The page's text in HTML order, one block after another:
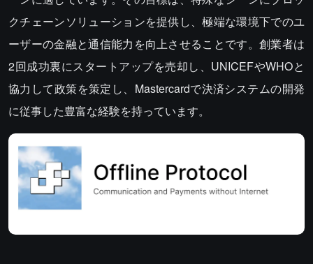
クチェーンソリューションを提供し、極端な環境下でのユ
ーザーの金融と通信能力を向上させることです。創業者は
2回成功裏にスタートアップを売却し、UNICEFやWHOと
協力して政策を策定し、Mastercardで決済システムの開発
に従事した豊富な経験を持っています。